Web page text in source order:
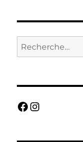
Recherche
pour :
Facebook
Instagram